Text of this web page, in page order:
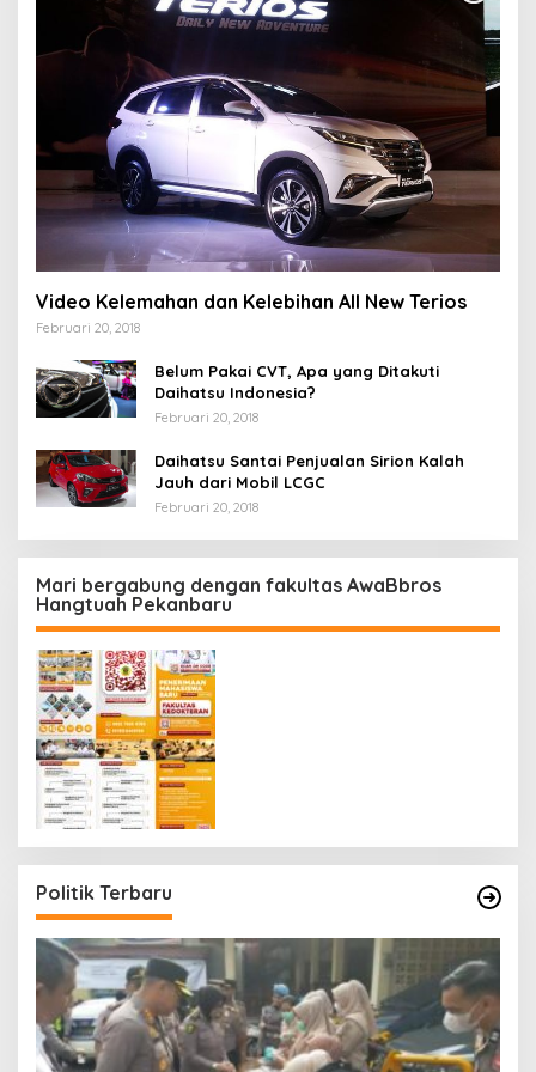
Video Kelemahan dan Kelebihan All New Terios
Februari 20, 2018
Belum Pakai CVT, Apa yang Ditakuti
Daihatsu Indonesia?
Februari 20, 2018
Daihatsu Santai Penjualan Sirion Kalah
Jauh dari Mobil LCGC
Februari 20, 2018
Mari bergabung dengan fakultas AwaBbros
Hangtuah Pekanbaru
Politik Terbaru